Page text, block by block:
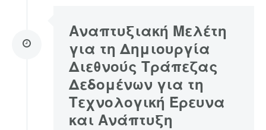
Αναπτυξιακή Μελέτη
για τη Δημιουργία
Διεθνούς Τράπεζας
Δεδομένων για τη
Τεχνολογική Έρευνα
και Ανάπτυξη